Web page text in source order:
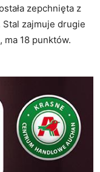
zepchnięta z
zajmuje drugie
ma 18 punktów.